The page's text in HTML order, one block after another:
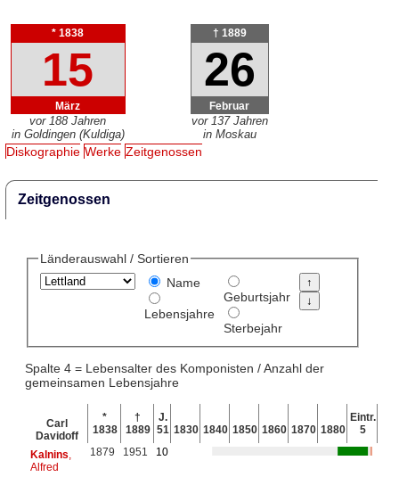
* 1838
15
März
vor 188 Jahren
in Goldingen (Kuldiga)
† 1889
26
Februar
vor 137 Jahren
in Moskau
Diskographie Werke Zeitgenossen
Zeitgenossen
Länderauswahl / Sortieren
Name
Lebensjahre
Geburtsjahr
Sterbejahr
Spalte 4 = Lebensalter des Komponisten / Anzahl der
gemeinsamen Lebensjahre
Carl
Davidoff
*
1838
†
1889
J.
51 1830 1840 1850 1860 1870 1880
Eintr.
5
Kalnins
Alfred
1879 1951 10